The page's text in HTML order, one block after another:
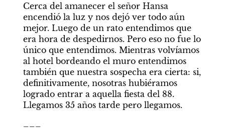
Cerca del amanecer el señor Hansa
encendió la luz y nos dejó ver todo aún
mejor. Luego de un rato entendimos que
era hora de despedirnos. Pero eso no fue lo
único que entendimos. Mientras volvíamos
al hotel bordeando el muro entendimos
también que nuestra sospecha era cierta: si,
definitivamente, nosotras hubiéramos
logrado entrar a aquella fiesta del 88.
Llegamos 35 años tarde pero llegamos.